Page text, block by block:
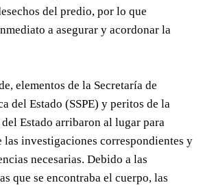
del predio, por lo que
a asegurar y acordonar la
elementos de la Secretaría de
del Estado (SSPE) y peritos de la
Estado arribaron al lugar para
las investigaciones correspondientes y
necesarias. Debido a las
que se encontraba el cuerpo, las